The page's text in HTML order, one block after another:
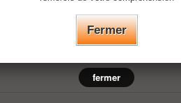
Fermer
fermer